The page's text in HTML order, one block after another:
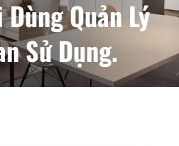
Quản Lý
Sử Dụng.